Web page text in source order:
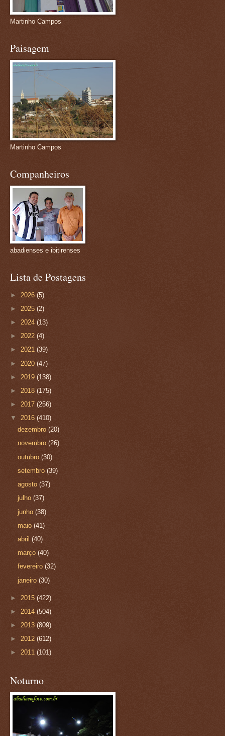
Martinho Campos
Paisagem
Martinho Campos
Companheiros
abadienses e ibitirenses
Lista de Postagens
► 2026 (5)
► 2025 (2)
► 2024 (13)
► 2022 (4)
► 2021 (39)
► 2020 (47)
► 2019 (138)
► 2018 (175)
► 2017 (256)
▼ 2016 (410)
dezembro(20)
novembro(26)
outubro(30)
setembro(39)
agosto(37)
julho(37)
junho(38)
maio(41)
abril(40)
março(40)
fevereiro(32)
janeiro(30)
► 2015 (422)
► 2014 (504)
► 2013 (809)
► 2012 (612)
► 2011 (101)
Noturno